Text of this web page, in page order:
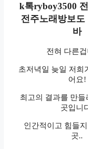
k톡ryboy3500
전주노래방보도
바
전혀 다른
초저녁일 늦일 저희
어요!
최고의 결과를 만들
곳입니
인간적이고 힘들
곳..